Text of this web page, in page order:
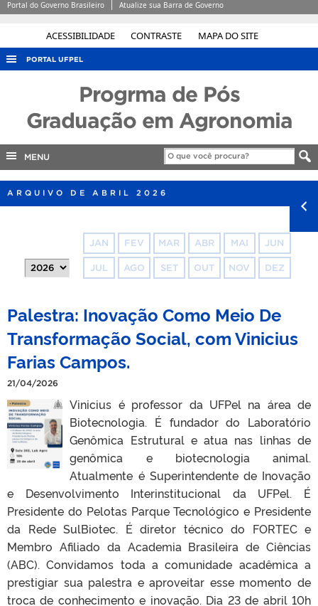
ACESSIBILIDADE CONTRASTE MAPA DO SITE
Portal do Governo Brasileiro Atualize sua Barra de Governo
PORTAL UFPEL
CONCURSOS
EDITAIS
TELEFONES
Progrma de Pós
Graduação em Agronomia
MENU
ARQUIVO DE ABRIL 2026
JAN FEV MAR ABR MAI JUN
JUL AGO SET OUT NOV DEZ
Palestra: Inovação Como Meio De
Transformação Social, com Vinicius
Farias Campos.
21/04/2026
Vinicius é professor da UFPel na área de
Biotecnologia. É fundador do Laboratório
Genômica Estrutural e atua nas linhas de
genômica e biotecnologia animal.
Atualmente é Superintendente de Inovação
e Desenvolvimento Interinstitucional da UFPel. É
Presidente do Pelotas Parque Tecnológico e Presidente
da Rede SulBiotec. É diretor técnico do FORTEC e
Membro Afiliado da Academia Brasileira de Ciências
(ABC). Convidamos toda a comunidade acadêmica a
prestigiar sua palestra e aproveitar esse momento de
troca de conhecimento e inovação. Dia 23 de abril 10h